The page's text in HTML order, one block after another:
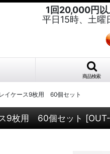
1回20,000円以
平日15時、土曜
商品検索
イケース9枚用 60個セット
ス9枚用 60個セット [